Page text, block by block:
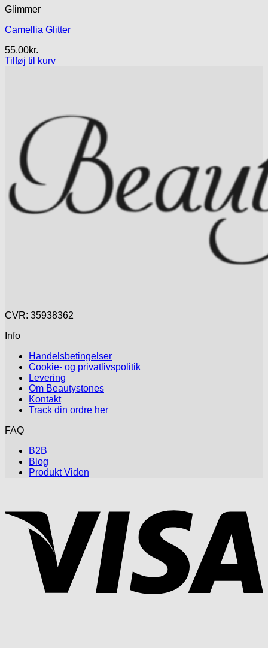
Glimmer
Camellia Glitter
55.00kr.
Tilføj til kurv
CVR: 35938362
Info
Handelsbetingelser
Cookie- og privatlivspolitik
Levering
Om Beautystones
Kontakt
Track din ordre her
FAQ
B2B
Blog
Produkt Viden